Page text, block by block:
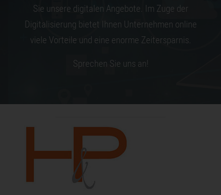
Sie unsere digitalen Angebote. Im Zuge der
Digitalisierung bietet Ihnen Unternehmen online
viele Vorteile und eine enorme Zeitersparnis.
Sprechen Sie uns an!